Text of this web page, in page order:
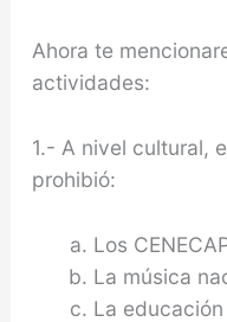
Ahora te
actividades:
1.- A nivel cultural,
prohibió:
Los
La música
La